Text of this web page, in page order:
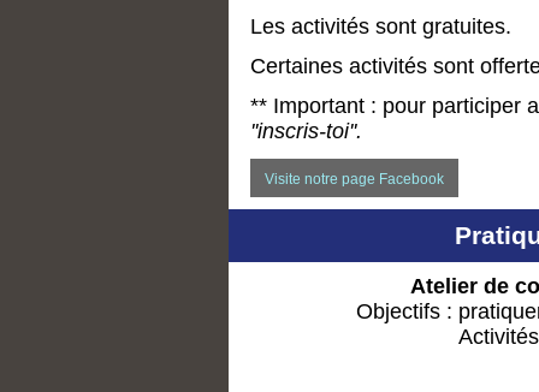
Les activités sont gratuites.
Certaines activités sont
** Important : pour participer
''inscris-toi''.
Visite notre page Facebook
Atelier de
Objectifs :